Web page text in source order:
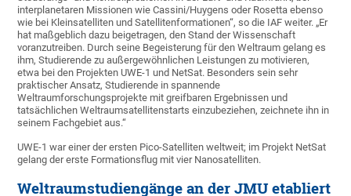
interplanetaren Missionen wie Cassini/Huygens oder Rosetta ebenso
wie bei Kleinsatelliten und Satellitenformationen“, so die IAF weiter. „Er
hat maßgeblich dazu beigetragen, den Stand der Wissenschaft
voranzutreiben. Durch seine Begeisterung für den Weltraum gelang es
ihm, Studierende zu außergewöhnlichen Leistungen zu motivieren,
etwa bei den Projekten UWE-1 und NetSat. Besonders sein sehr
praktischer Ansatz, Studierende in spannende
Weltraumforschungsprojekte mit greifbaren Ergebnissen und
tatsächlichen Weltraumsatellitenstarts einzubeziehen, zeichnete ihn in
seinem Fachgebiet aus.“
UWE-1 war einer der ersten Pico-Satelliten weltweit; im Projekt NetSat
gelang der erste Formationsflug mit vier Nanosatelliten.
Weltraumstudiengänge an der JMU etabliert